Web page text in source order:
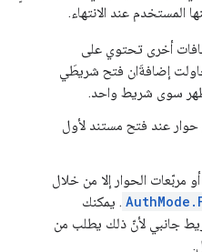
المستخدم عند الانتهاء.
أخرى تحتوي على
إضافةَان فتح شريطَي
سوى شريط واحد.
حوار عند فتح مستند لأول
مربّعات الحوار إلا من خلال
. يمكنك
جانبي لأنّ ذلك يطلب من